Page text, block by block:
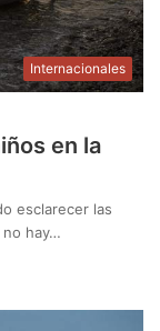
Internacionales
en la
esclarecer las
hay…